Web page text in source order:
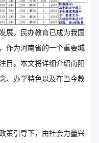
展，民办教育已成为我国
作为河南省的一个重要城
目。本文将详细介绍南阳
、办学特色以及在当今教
策引导下，由社会力量兴